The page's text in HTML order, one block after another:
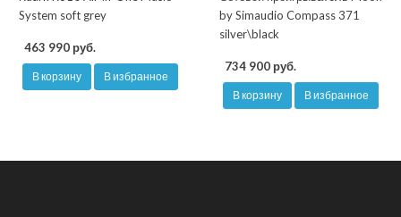
System soft grey
463 990 руб.
В корзину В избранное
by Simaudio Compass 371
silver\black
734 900 руб.
В корзину В избранное